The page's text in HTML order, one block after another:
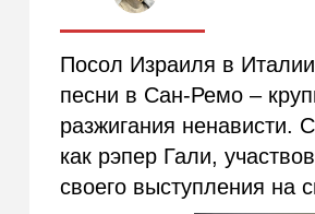
Посол Израиля в
песни в Сан-Ремо –
разжигания ненависти.
как рэпер Гали,
своего выступления на